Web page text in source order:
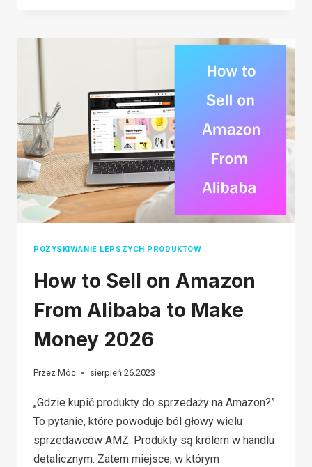
FBA(2026
GUIDE)
POZYSKIWANIE LEPSZYCH PRODUKTÓW
How to Sell on Amazon
From Alibaba to Make
Money 2026
Przez Móc sierpień 26.2023
„Gdzie kupić produkty do sprzedaży na Amazon?”
To pytanie, które powoduje ból głowy wielu
sprzedawców AMZ. Produkty są królem w handlu
detalicznym. Zatem miejsce, w którym